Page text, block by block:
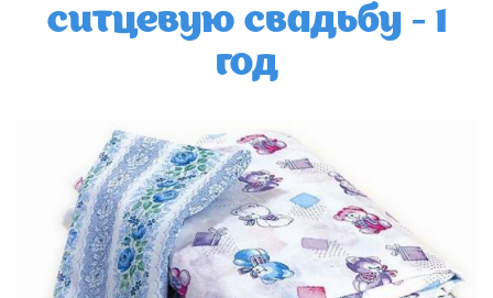
ситцевую свадьбу - 1
год